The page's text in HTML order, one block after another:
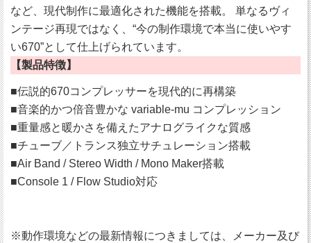
など、現代制作に最適化された機能を搭載。 単なるヴィ
ンテージ再現ではなく、“今の制作環境で本当に使いやす
い670”として仕上げられています。
【製品特徴】
■伝説的670コンプレッサーを現代的に再構築
■音楽的かつ倍音豊かな variable-mu コンプレッション
■重量感と暖かさを備えたアナログライクな質感
■チューブ／トランス独立サチュレーション搭載
■Air Band / Stereo Width / Mono Maker搭載
■Console 1 / Flow Studio対応
※動作環境などの最新情報につきましては、メーカー及び